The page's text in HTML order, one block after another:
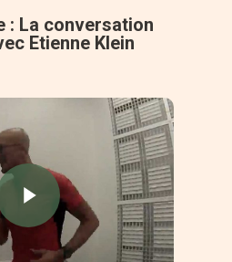
: La conversation
Etienne Klein